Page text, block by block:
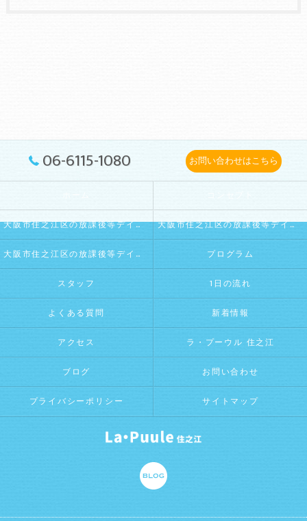
06-6115-1080 お問い合わせはこちら
大阪市住之江区の放課後等デイサービス･La・Puule 住之江の口コミ情報 大阪市住之江区の放課後等デイサービス･La・Puule 住之江の評判
大阪市住之江区の放課後等デイサービス･La・Puule 住之江のお客様の声 プログラム
スタッフ 1日の流れ
よくある質問 新着情報
アクセス ラ・プーウル 住之江
ブログ お問い合わせ
プライバシーポリシー サイトマップ